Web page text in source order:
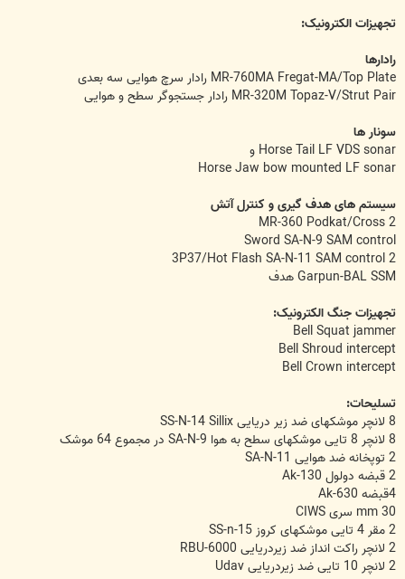
تجهیزات الکترونیک:
رادارها
MR-760MA Fregat-MA/Top Plate رادار سرچ هوایی سه بعدی
MR-320M Topaz-V/Strut Pair رادار جستجوگر سطح و هوایی
سونار ها
Horse Tail LF VDS sonar و
Horse Jaw bow mounted LF sonar
سیستم های هدف گیری و کنترل آتش
2 MR-360 Podkat/Cross
Sword SA-N-9 SAM control
2 3P37/Hot Flash SA-N-11 SAM control
Garpun-BAL SSM هدف
تجهیزات جنگ الکترونیک:
Bell Squat jammer
Bell Shroud intercept
Bell Crown intercept
تسلیحات:
8 لانچر موشکهای ضد زیر دریایی SS-N-14 Sillix
8 لانچر 8 تایی موشکهای سطح به هوا SA-N-9 در مجموع 64 موشک
2 توپخانه ضد هوایی SA-N-11
2 قبضه دولول Ak-130
4قبضه Ak-630
30 mm سری CIWS
2 مقر 4 تایی موشکهای کروز SS-n-15
2 لانچر راکت انداز ضد زیردریایی RBU-6000
2 لانچر 10 تایی ضد زیردریایی Udav